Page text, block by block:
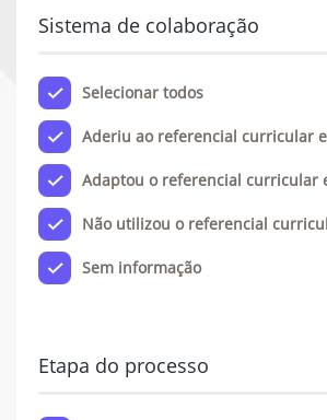
Sistema de colaboração
Selecionar todos
Aderiu ao referencial curricular
Adaptou o referencial curricular
Não utilizou o referencial
Sem informação
Etapa do processo